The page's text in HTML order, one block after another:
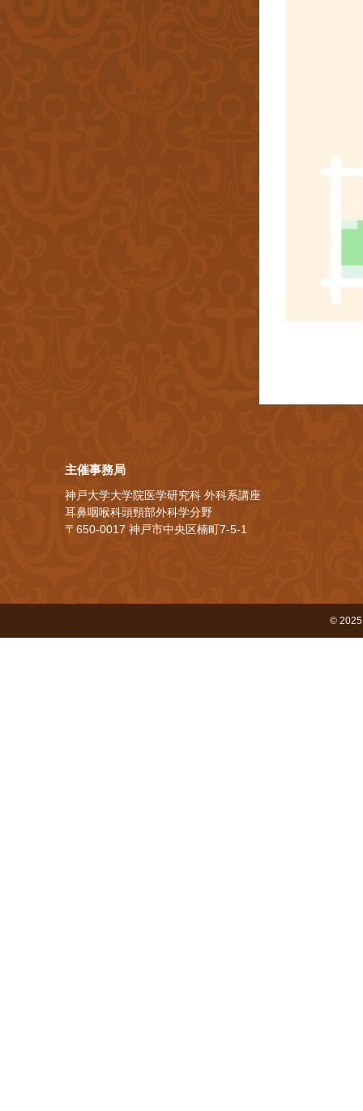
主催事務局
神戸大学大学院医学研究科 外科系講座
耳鼻咽喉科頭頸部外科学分野
〒650-0017 神戸市中央区楠町7-5-1
© 2025